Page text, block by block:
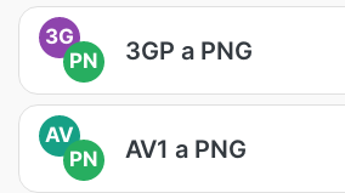
3G
PN
3GP a PNG
AV
PN
AV1 a PNG